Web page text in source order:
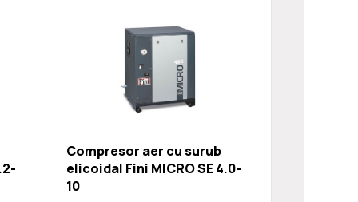
Compresor aer cu surub
elicoidal Fini MICRO SE 4.0-
10